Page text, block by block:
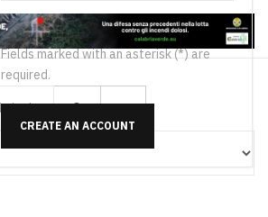
Fields marked with an asterisk (*) are
required.
CREATE AN ACCOUNT